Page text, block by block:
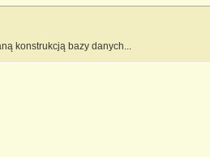
konstrukcją bazy danych...